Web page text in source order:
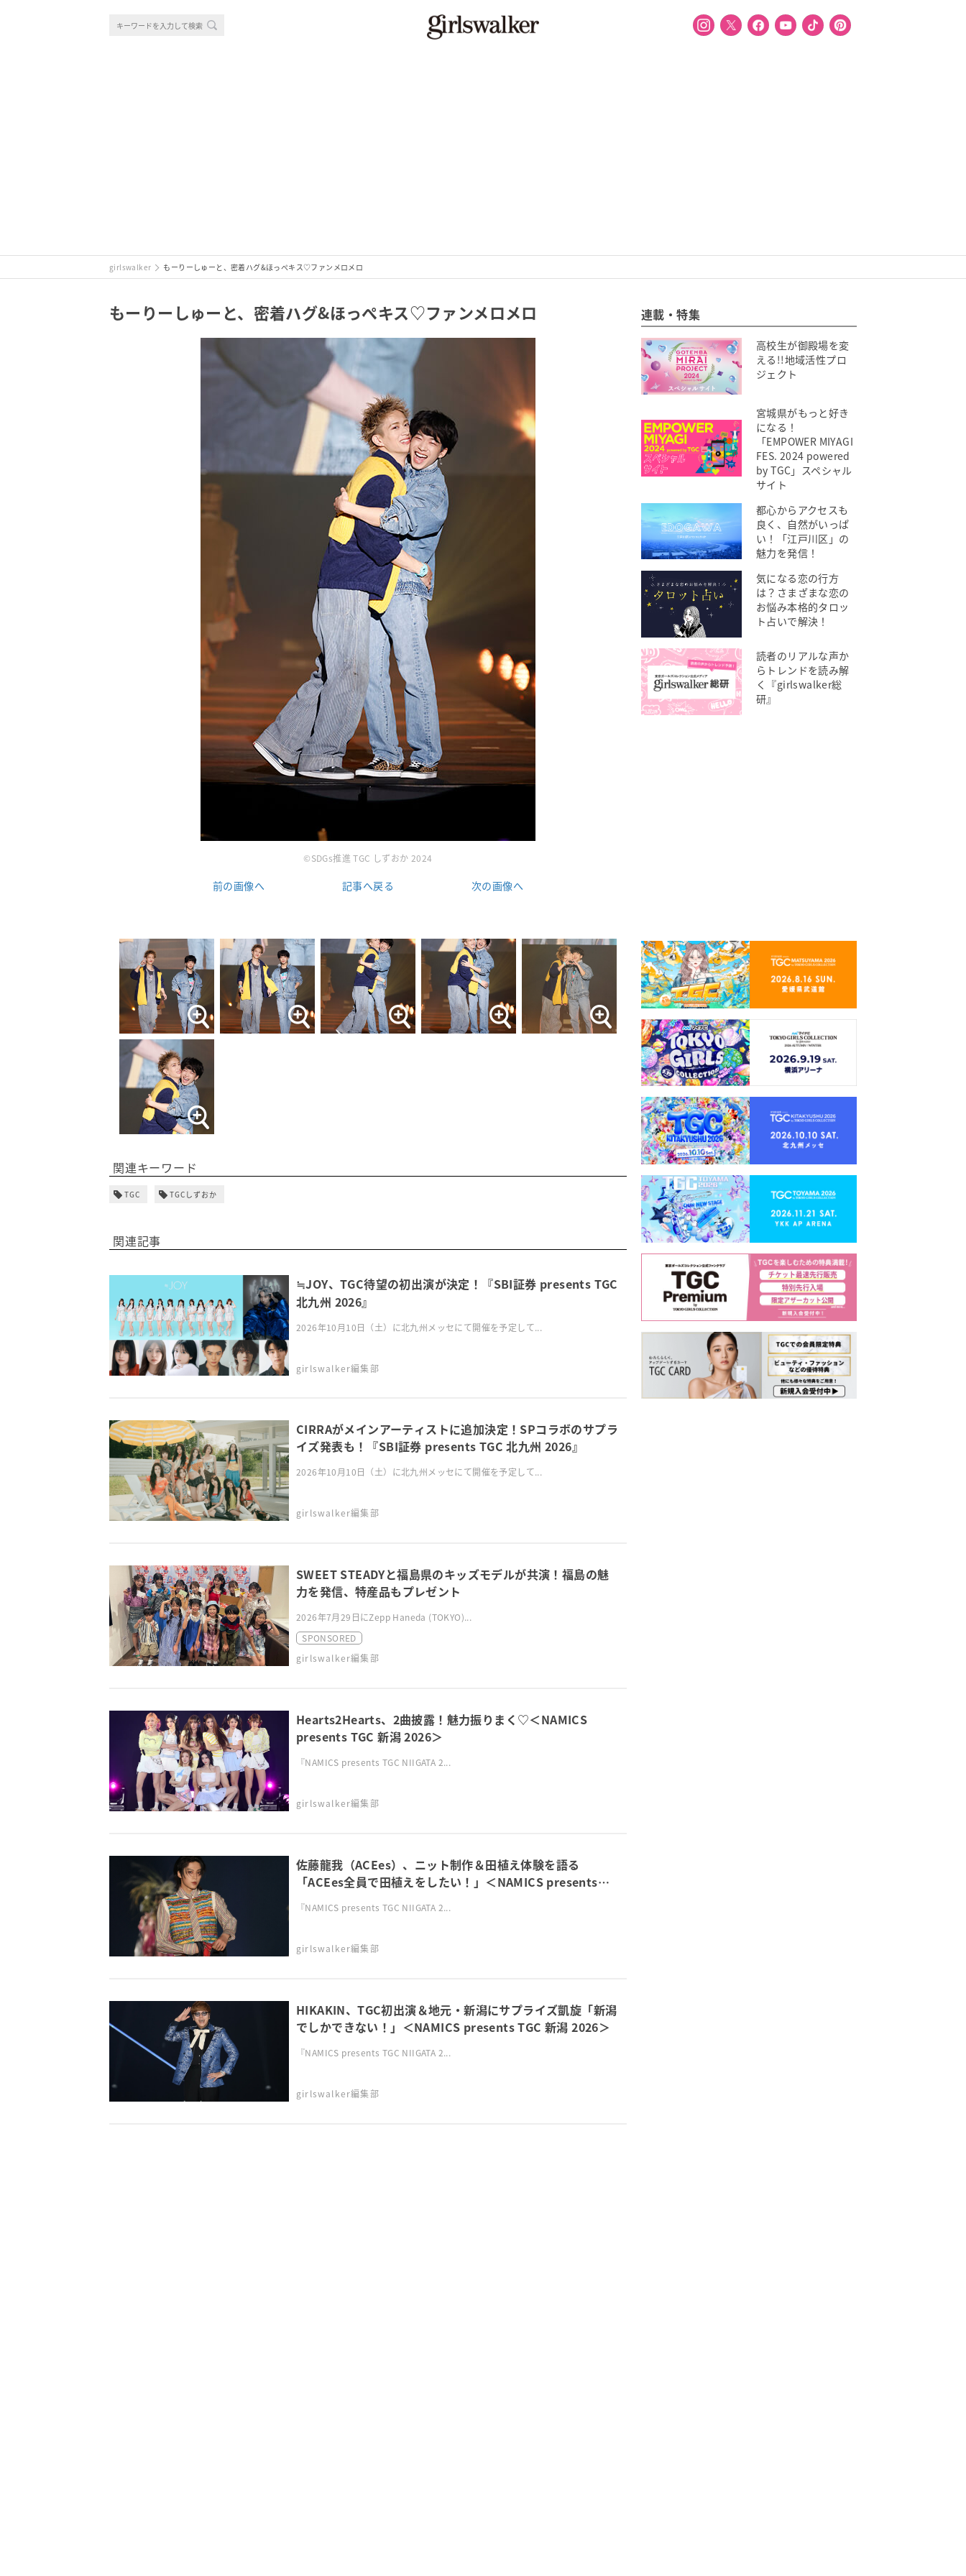
girlswalker もーりーしゅーと、密着ハグ&ほっぺキス♡ファンメロメロ
もーりーしゅーと、密着ハグ&ほっぺキス♡ファンメロメロ
©SDGs推進 TGC しずおか 2024
前の画像へ 記事へ戻る 次の画像へ
関連キーワード
TGC TGCしずおか
関連記事
≒JOY、TGC待望の初出演が決定！『SBI証券 presents TGC
北九州 2026』
2026年10月10日（土）に北九州メッセにて開催を予定して...
girlswalker編集部
CIRRAがメインアーティストに追加決定！SPコラボのサプラ
イズ発表も！『SBI証券 presents TGC 北九州 2026』
2026年10月10日（土）に北九州メッセにて開催を予定して...
girlswalker編集部
SWEET STEADYと福島県のキッズモデルが共演！福島の魅
力を発信、特産品もプレゼント
2026年7月29日にZepp Haneda (TOKYO)...
SPONSORED
girlswalker編集部
Hearts2Hearts、2曲披露！魅力振りまく♡＜NAMICS
presents TGC 新潟 2026＞
『NAMICS presents TGC NIIGATA 2...
girlswalker編集部
佐藤⿓我（ACEes）、ニット制作＆田植え体験を語る
「ACEes全員で田植えをしたい！」＜NAMICS presents
TGC 新潟 2026＞
『NAMICS presents TGC NIIGATA 2...
girlswalker編集部
HIKAKIN、TGC初出演＆地元・新潟にサプライズ凱旋「新潟
でしかできない！」＜NAMICS presents TGC 新潟 2026＞
『NAMICS presents TGC NIIGATA 2...
girlswalker編集部
連載・特集
高校生が御殿場を変
える!!地域活性プロ
ジェクト
宮城県がもっと好き
になる！
「EMPOWER MIYAGI
FES. 2024 powered
by TGC」スペシャル
サイト
都心からアクセスも
良く、自然がいっぱ
い！「江戸川区」の
魅力を発信！
気になる恋の行方
は？さまざまな恋の
お悩み本格的タロッ
ト占いで解決！
読者のリアルな声か
らトレンドを読み解
く『girlswalker総
研』